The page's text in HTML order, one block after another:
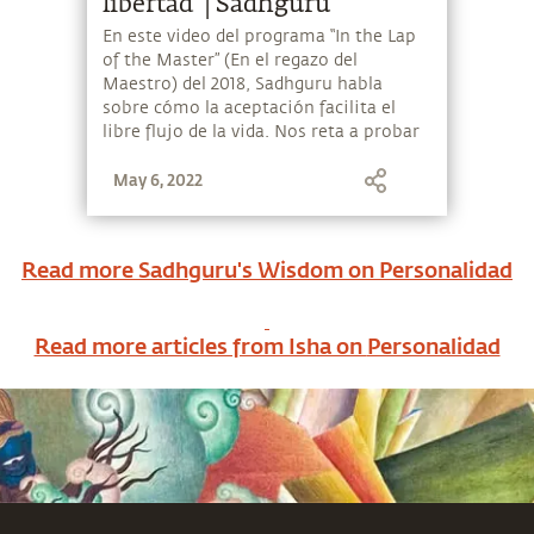
En este video del programa “In the Lap
of the Master” (En el regazo del
Maestro) del 2018, Sadhguru habla
sobre cómo la aceptación facilita el
libre flujo de la vida. Nos reta a probar
horas. ¿Aceptas el reto?
May 6, 2022
Read more Sadhguru's Wisdom on Personalidad
Read more articles from Isha on Personalidad